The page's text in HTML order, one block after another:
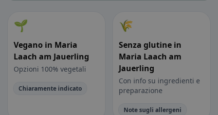
🌱
Vegano in Maria
Laach am Jauerling
Opzioni 100% vegetali
Chiaramente indicato
🌾
Senza glutine in
Maria Laach am
Jauerling
Con info su ingredienti e
preparazione
Note sugli allergeni